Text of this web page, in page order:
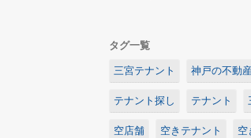
タグ一覧
三宮テナント 神戸の不動
テナント探し テナント
空店舗 空きテナント 空